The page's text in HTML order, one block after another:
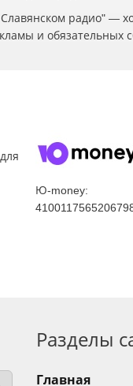
радио" —
и обязательных
Ю-money:
Разделы
Главная